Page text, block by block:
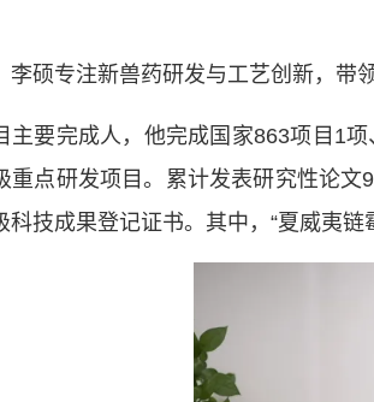
李硕专注新兽药研发与工艺创新，带
主要完成人，他完成国家863项目1
重点研发项目。累计发表研究性论
科技成果登记证书。其中，“夏威夷